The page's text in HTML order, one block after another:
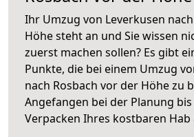
Ihr Umzug von Leverkusen
Höhe steht an und Sie wissen
zuerst machen sollen? Es gibt
Punkte, die bei einem Umzug
nach Rosbach vor der Höhe zu
Angefangen bei der Planung
Verpacken Ihres kostbaren Hab